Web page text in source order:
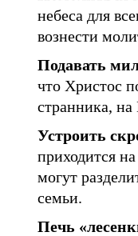
небеса для
вознести
Подавать
что Христос
странника, на
Устроить
приходится
могут
семьи.
Печь